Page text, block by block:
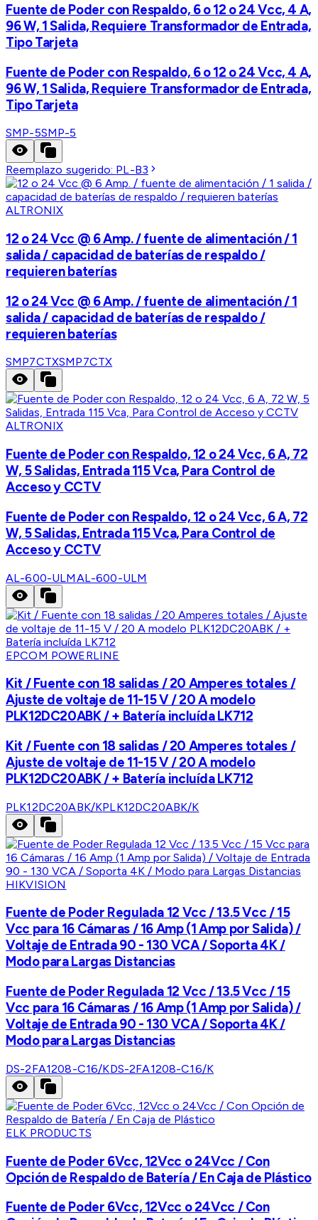
Fuente de Poder con Respaldo, 6 o 12 o 24 Vcc, 4 A,
96 W, 1 Salida, Requiere Transformador de Entrada,
Tipo Tarjeta
Fuente de Poder con Respaldo, 6 o 12 o 24 Vcc, 4 A,
96 W, 1 Salida, Requiere Transformador de Entrada,
Tipo Tarjeta
SMP-5SMP-5
Reemplazo sugerido: PL-B3
ALTRONIX
12 o 24 Vcc @ 6 Amp. / fuente de alimentación / 1
salida / capacidad de baterías de respaldo /
requieren baterías
12 o 24 Vcc @ 6 Amp. / fuente de alimentación / 1
salida / capacidad de baterías de respaldo /
requieren baterías
SMP7CTXSMP7CTX
ALTRONIX
Fuente de Poder con Respaldo, 12 o 24 Vcc, 6 A, 72
W, 5 Salidas, Entrada 115 Vca, Para Control de
Acceso y CCTV
Fuente de Poder con Respaldo, 12 o 24 Vcc, 6 A, 72
W, 5 Salidas, Entrada 115 Vca, Para Control de
Acceso y CCTV
AL-600-ULMAL-600-ULM
EPCOM POWERLINE
Kit / Fuente con 18 salidas / 20 Amperes totales /
Ajuste de voltaje de 11-15 V / 20 A modelo
PLK12DC20ABK / + Batería incluída LK712
Kit / Fuente con 18 salidas / 20 Amperes totales /
Ajuste de voltaje de 11-15 V / 20 A modelo
PLK12DC20ABK / + Batería incluída LK712
PLK12DC20ABK/KPLK12DC20ABK/K
HIKVISION
Fuente de Poder Regulada 12 Vcc / 13.5 Vcc / 15
Vcc para 16 Cámaras / 16 Amp (1 Amp por Salida) /
Voltaje de Entrada 90 - 130 VCA / Soporta 4K /
Modo para Largas Distancias
Fuente de Poder Regulada 12 Vcc / 13.5 Vcc / 15
Vcc para 16 Cámaras / 16 Amp (1 Amp por Salida) /
Voltaje de Entrada 90 - 130 VCA / Soporta 4K /
Modo para Largas Distancias
DS-2FA1208-C16/KDS-2FA1208-C16/K
ELK PRODUCTS
Fuente de Poder 6Vcc, 12Vcc o 24Vcc / Con
Opción de Respaldo de Batería / En Caja de Plástico
Fuente de Poder 6Vcc, 12Vcc o 24Vcc / Con